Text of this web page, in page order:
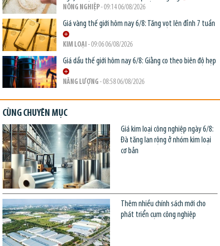
NÔNG NGHIỆP- 09:14 06/08/2026
Giá vàng thế giới hôm nay 6/8: Tăng vọt lên đỉnh 7 tuần
KIM LOẠI - 09:06 06/08/2026
Giá dầu thế giới hôm nay 6/8: Giằng co theo biên độ hẹp
NĂNG LƯỢNG - 08:58 06/08/2026
CÙNG CHUYÊN MỤC
Giá kim loại công nghiệp ngày 6/8:
Đà tăng lan rộng ở nhóm kim loại
cơ bản
Thêm nhiều chính sách mới cho
phát triển cụm công nghiệp